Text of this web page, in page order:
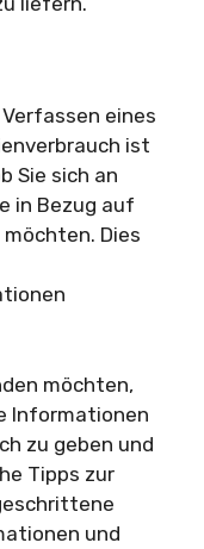
eines
ist
Sie sich an
in Bezug auf
Dies
möchten,
Informationen
zu geben und
Tipps zur
und